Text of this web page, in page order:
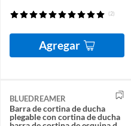
(2)
Agregar
BLUEDREAMER
Barra de cortina de ducha
plegable con cortina de ducha